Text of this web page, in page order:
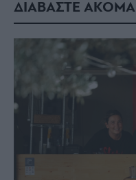
ΔΙΑΒΑΣΤΕ ΑΚΟΜΑ